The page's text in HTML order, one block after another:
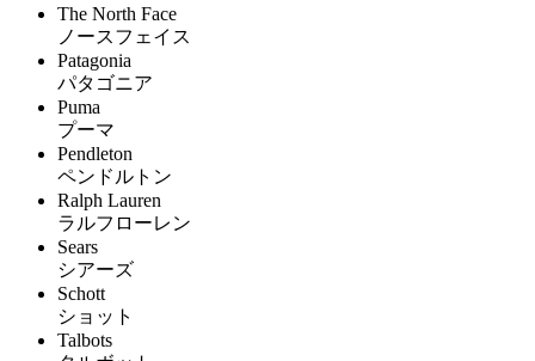
The North Face
ノースフェイス
Patagonia
パタゴニア
Puma
プーマ
Pendleton
ペンドルトン
Ralph Lauren
ラルフローレン
Sears
シアーズ
Schott
ショット
Talbots